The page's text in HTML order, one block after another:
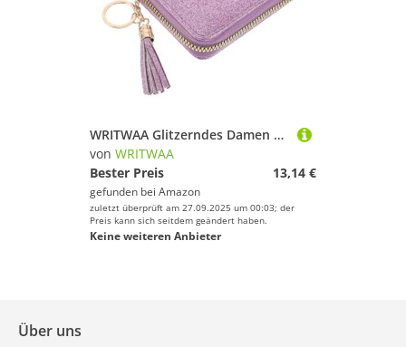
WRITWAA Glitzerndes Damen Kartenetui mit Reißverschluss PU Windmühlenstruktur Großer Stauraum für Kreditkarten und Münzen Handliche Geldbörse mit Schlüsselanhänger Quaste für Alltag und
von WRITWAA
Bester Preis
13,14 €
gefunden bei Amazon
zuletzt überprüft am 27.09.2025 um 00:03; der
Preis kann sich seitdem geändert haben.
Keine weiteren Anbieter
Über uns